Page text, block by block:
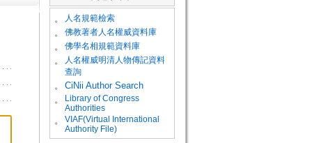
。 人名規範檢索
。 佛教著者人名權威資料庫
。 佛學名相規範資料庫
。
人名權威明清人物傳記資料
查詢
。
CiNii Author Search
。
Library of Congress
Authorities
。
VIAF(Virtual International
Authority File)